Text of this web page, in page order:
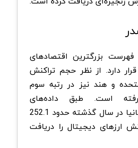
فهرست بزرگترین اقتصادهای
رمزنگاری CNWE قرار دارد. از نظر حجم تراکنش
و هند نیز در رتبه سوم
است. طبق داده‌های
Chainalysis، بریتانیا در سال گذشته حدود 252.1
ارزهای دیجیتال را دریافت